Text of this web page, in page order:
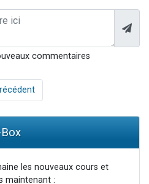
commentaires
les nouveaux cours et
maintenant :